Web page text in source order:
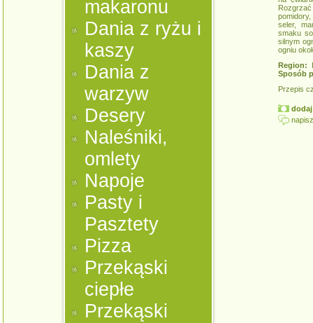
makaronu
Dania z ryżu i
kaszy
Dania z
warzyw
Desery
Naleśniki,
omlety
Napoje
Pasty i
Pasztety
Pizza
Przekąski
ciepłe
Przekąski
seler,
smaku
silnym
ogniu
Region:
Sposób
Przepis